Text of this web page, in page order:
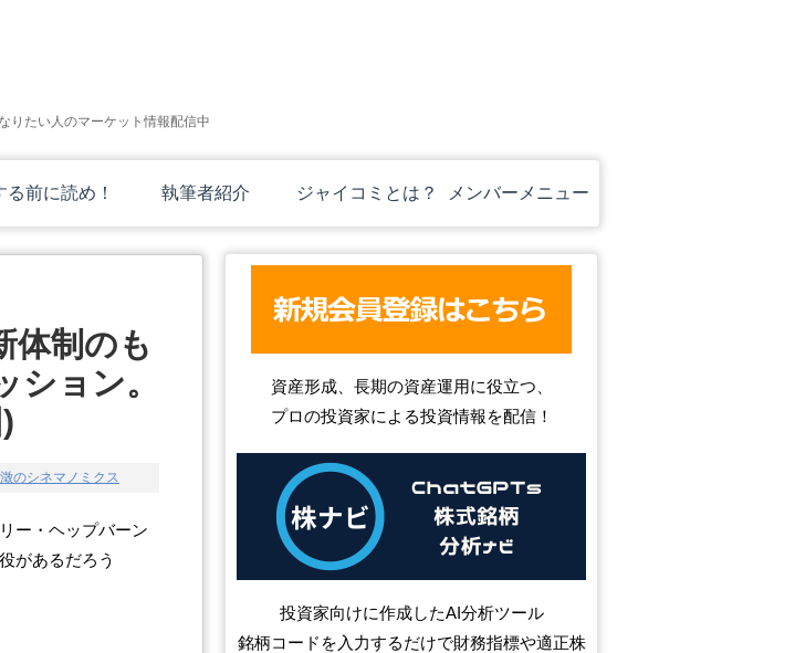
りたい人のマーケット情報配信中
る前に読め！ 執筆者紹介 ジャイコミとは？ メンバーメニュー
体制のも
ション。
のシネマノミクス
ー・ヘップバーン
があるだろう
資産形成、長期の資産運用に役立つ、
プロの投資家による投資情報を配信！
投資家向けに作成したAI分析ツール
銘柄コードを入力するだけで財務指標や適正株